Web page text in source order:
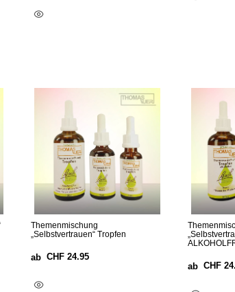
Themenmischung
„Selbstvertrauen“ Tropfen
ab CHF 24.95
ab CHF